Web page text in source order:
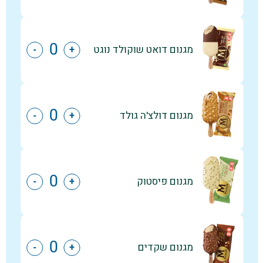
מגנום דואט שוקולד נוגט +
-
מגנום דולצ'ה גולד +
-
מגנום פיסטוק +
-
מגנום שקדים +
-